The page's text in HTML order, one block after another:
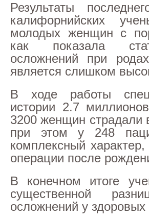
Результаты
калифорнийских
молодых женщин с
как показала
осложнений при
является слишком
В ходе работы
истории 2.7
3200 женщин страдали
при этом у 248
комплексный
операции после
В конечном итоге
существенной
осложнений у